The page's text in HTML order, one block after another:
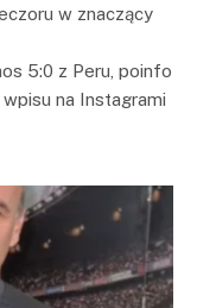
w znaczący
5:0 z Peru, poinfo
na Instagrami